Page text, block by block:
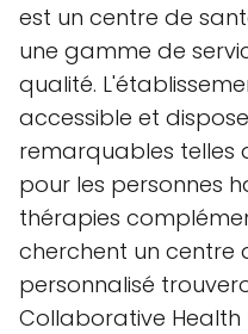
est un centre de
une gamme de
qualité.
accessible et
remarquables telles
pour les personnes
thérapies
cherchent un centre
personnalisé
Collaborative